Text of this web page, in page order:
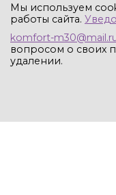
Мы используем
работы сайта.
komfort-
вопросом о своих
удалении.